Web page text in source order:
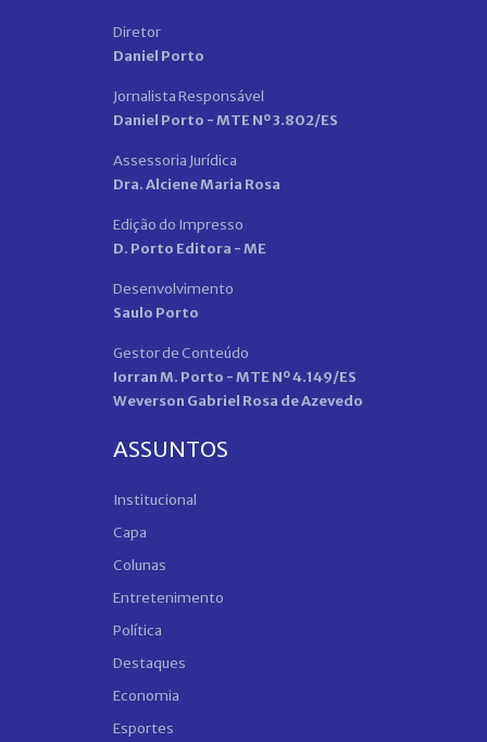
Diretor
Daniel Porto
Jornalista Responsável
Daniel Porto - MTE Nº 3.802/ES
Assessoria Jurídica
Dra. Alciene Maria Rosa
Edição do Impresso
D. Porto Editora - ME
Desenvolvimento
Saulo Porto
Gestor de Conteúdo
Iorran M. Porto - MTE Nº 4.149/ES
Weverson Gabriel Rosa de Azevedo
ASSUNTOS
Institucional
Capa
Colunas
Entretenimento
Política
Destaques
Economia
Esportes